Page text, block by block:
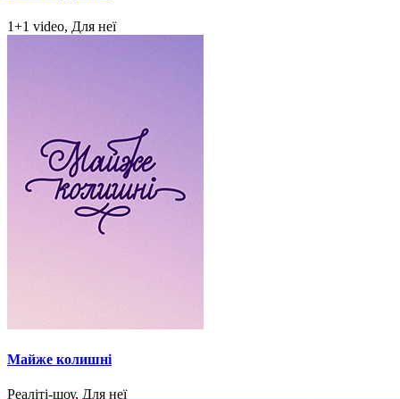
1+1 video, Для неї
Майже колишні
Реаліті-шоу, Для неї